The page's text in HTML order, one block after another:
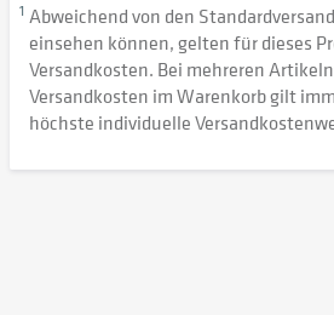
1 Abweichend von den
einsehen können, gelten für dieses
Versandkosten. Bei mehreren
Versandkosten im Warenkorb gilt
höchste individuelle